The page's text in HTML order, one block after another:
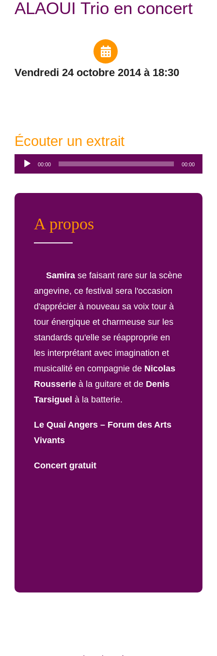
ALAOUI Trio en concert
vendredi 24 octobre 2014 à 18:30
Écouter un extrait
Lecteur
audio
00:00 00:00
A propos
Samira se faisant rare sur la scène
angevine, ce festival sera l'occasion
d'apprécier à nouveau sa voix tour à
tour énergique et charmeuse sur les
standards qu'elle se réapproprie en
les interprétant avec imagination et
musicalité en compagnie de Nicolas
Rousserieà la guitare et de Denis
Tarsiguel à la batterie.
Le Quai Angers – Forum des Arts
Vivants
Concert gratuit